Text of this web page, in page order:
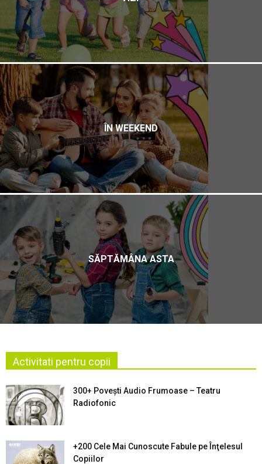
ÎN WEEKEND
SĂPTĂMÂNA ASTA
Activitati pentru copii
300+ Povești Audio Frumoase – Teatru
Radiofonic
+200 Cele Mai Cunoscute Fabule pe Înţelesul
Copiilor